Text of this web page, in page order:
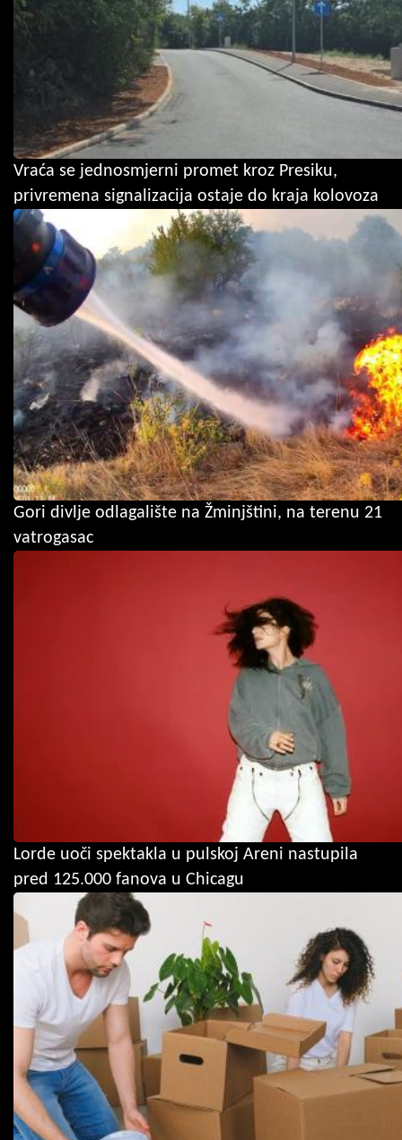
Vraća se jednosmjerni promet kroz Presiku,
privremena signalizacija ostaje do kraja kolovoza
Gori divlje odlagalište na Žminjštini, na terenu 21
vatrogasac
Lorde uoči spektakla u pulskoj Areni nastupila
pred 125.000 fanova u Chicagu